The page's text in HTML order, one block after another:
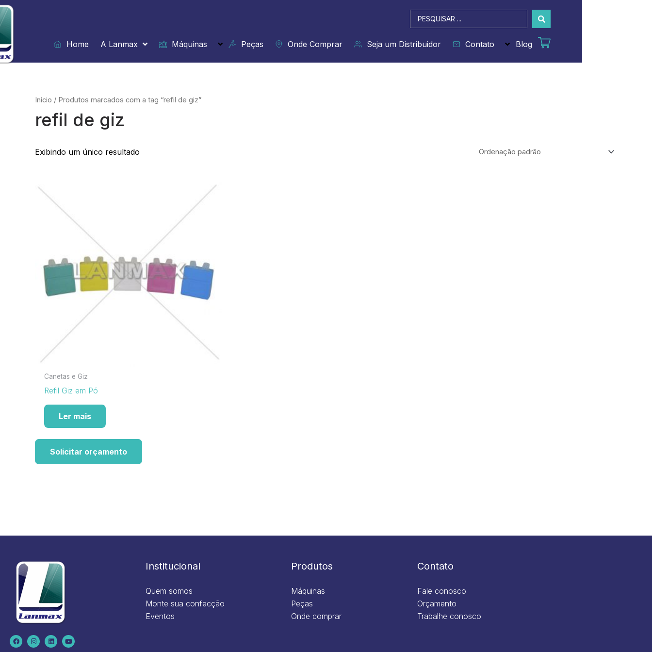
Ir
para
o
conteúdo
Pesquisar
...
Home
A Lanmax Máquinas Peças Onde Comprar Seja um Distribuidor Contato Blog
Início / Produtos marcados com a tag “refil de giz”
refil de giz
Exibindo um único resultado
Canetas e Giz
Refil Giz em Pó
Ler mais
Solicitar orçamento
F
a
c
I
n
s
L
i
n
Y
o
u
Institucional
Quem somos
Monte sua confecção
Eventos
Produtos
Máquinas
Peças
Onde comprar
Contato
Fale conosco
Orçamento
Trabalhe conosco